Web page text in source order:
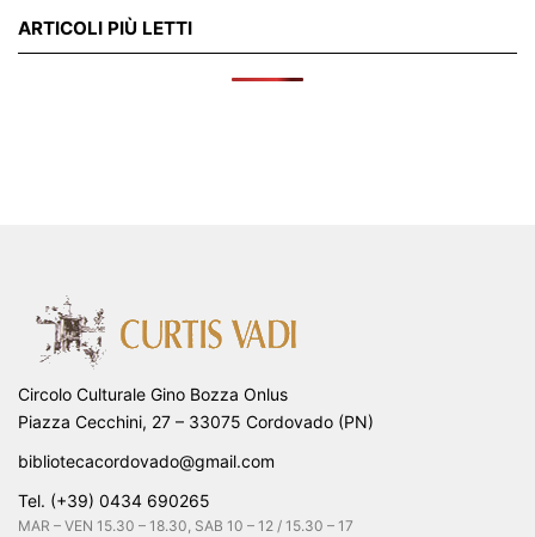
ARTICOLI PIÙ LETTI
Circolo Culturale Gino Bozza Onlus
Piazza Cecchini, 27 – 33075 Cordovado (PN)
bibliotecacordovado@gmail.com
Tel. (+39) 0434 690265
MAR – VEN 15.30 – 18.30, SAB 10 – 12 / 15.30 – 17